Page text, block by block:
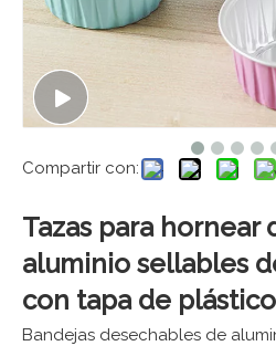
Compartir con:
Tazas para hornear
aluminio sellables
con tapa de plástico
Bandejas desechables de